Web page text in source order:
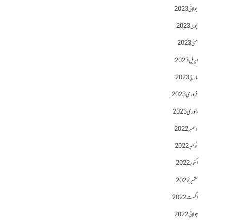
جولائی 2023
جون 2023
مئی 2023
اپریل 2023
مارچ 2023
فروری 2023
جنوری 2023
دسمبر 2022
نومبر 2022
اکتوبر 2022
ستمبر 2022
اگست 2022
جولائی 2022